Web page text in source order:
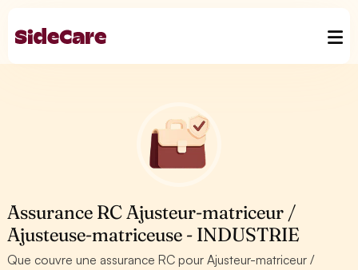
Assurance RC Ajusteur-matriceur /
Ajusteuse-matriceuse - INDUSTRIE
Que couvre une assurance RC pour Ajusteur-matriceur /